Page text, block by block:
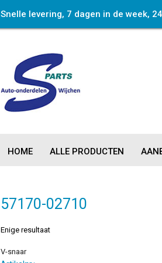
Snelle levering, 7 dagen in de week,
HOME ALLE PRODUCTEN
57170-02710
Enige resultaat
V-snaar